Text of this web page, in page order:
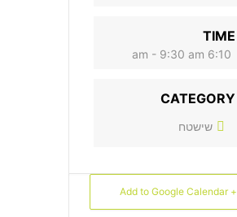
TIME
6:10 am - 9:30 am
CATEGORY
שישטח
+ Add to Google Calendar